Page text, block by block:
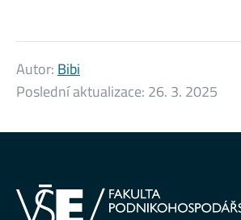
Autor: Bibi
Poslední aktualizace: 26. 3. 2025